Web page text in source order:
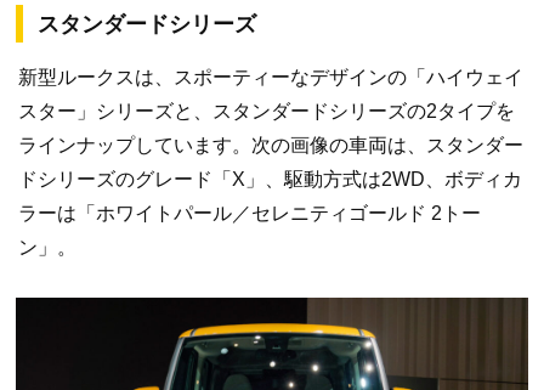
スタンダードシリーズ
新型ルークスは、スポーティーなデザインの「ハイウェイ
スター」シリーズと、スタンダードシリーズの2タイプを
ラインナップしています。次の画像の車両は、スタンダー
ドシリーズのグレード「X」、駆動方式は2WD、ボディカ
ラーは「ホワイトパール／セレニティゴールド 2トー
ン」。